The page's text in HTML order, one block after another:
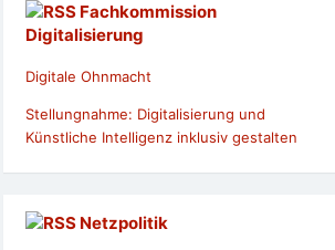
Fachkommission
Digitalisierung
Digitale Ohnmacht
Stellungnahme: Digitalisierung und
Künstliche Intelligenz inklusiv gestalten
Netzpolitik